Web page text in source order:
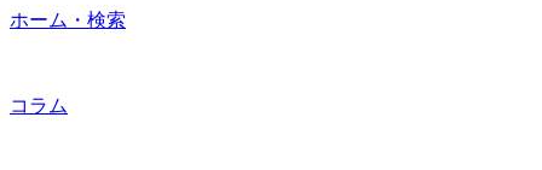
ホーム・検索
コラム